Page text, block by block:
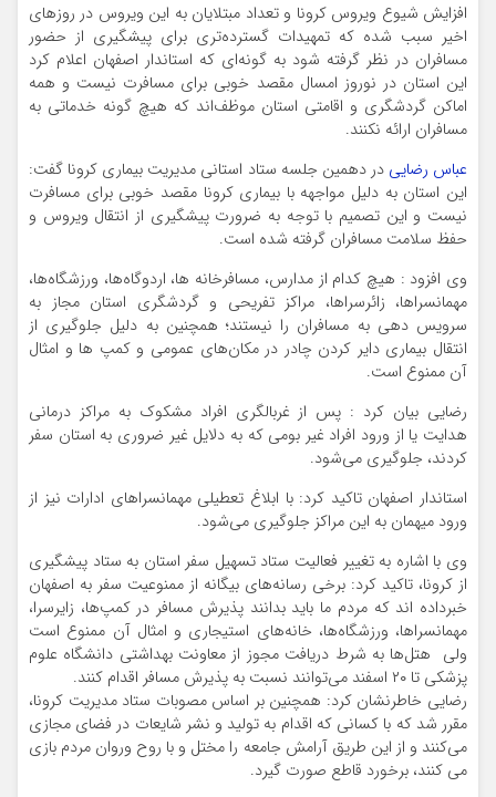
افزایش شیوع ویروس کرونا و تعداد مبتلایان به این ویروس در روزهای
اخیر سبب شده که تمهیدات گسترده‌تری برای پیشگیری از حضور
مسافران در نظر گرفته شود به گونه‌ای که استاندار اصفهان اعلام کرد
این استان در نوروز امسال مقصد خوبی برای مسافرت نیست و همه
اماکن گردشگری و اقامتی استان موظف‌اند که هیچ گونه خدماتی به
مسافران ارائه نکنند.
عباس رضایی در دهمین جلسه ستاد استانی مدیریت بیماری کرونا گفت:
این استان به دلیل مواجهه با بیماری کرونا مقصد خوبی برای مسافرت
نیست و این تصمیم با توجه به ضرورت پیشگیری از انتقال ویروس و
حفظ سلامت مسافران گرفته شده است.
وی افزود : هیچ کدام از مدارس، مسافرخانه ها، اردوگاه‌ها، ورزشگاه‌ها،
مهمانسراها، زائرسراها، مراکز تفریحی و گردشگری استان مجاز به
سرویس دهی به مسافران را نیستند؛ همچنین به دلیل جلوگیری از
انتقال بیماری دایر کردن چادر در مکان‌های عمومی و کمپ ها و امثال
آن ممنوع است.
رضایی بیان کرد : پس از غربالگری افراد مشکوک به مراکز درمانی
هدایت یا از ورود افراد غیر بومی که به دلایل غیر ضروری به استان سفر
کردند، جلوگیری می‌شود.
استاندار اصفهان تاکید کرد: با ابلاغ تعطیلی مهمانسراهای ادارات نیز از
ورود میهمان به این مراکز جلوگیری می‌شود.
وی با اشاره به تغییر فعالیت ستاد تسهیل سفر استان به ستاد پیشگیری
از کرونا، تاکید کرد: برخی رسانه‌های بیگانه از ممنوعیت سفر به اصفهان
خبرداده اند که مردم ما باید بدانند پذیرش مسافر در کمپ‌ها، زایرسرا،
مهمانسراها، ورزشگاه‌ها، خانه‌های استیجاری و امثال آن ممنوع است
ولی هتل‌ها به شرط دریافت مجوز از معاونت بهداشتی دانشگاه علوم
پزشکی تا ۲۰ اسفند می‌توانند نسبت به پذیرش مسافر اقدام کنند.
رضایی خاطرنشان کرد: همچنین بر اساس مصوبات ستاد مدیریت کرونا،
مقرر شد که با کسانی که اقدام به تولید و نشر شایعات در فضای مجازی
می‌کنند و از این طریق آرامش جامعه را مختل و با روح وروان مردم بازی
می کنند، برخورد قاطع صورت گیرد.